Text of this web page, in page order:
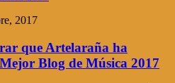
2017
que Artelaraña ha
Blog de Música 2017